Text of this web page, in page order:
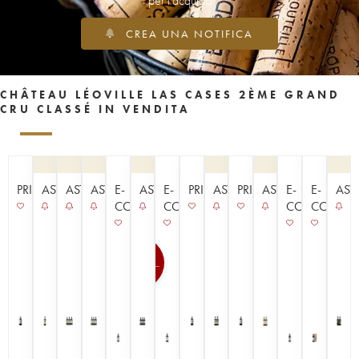
CREA UNA NOTIFICA
CHÂTEAU LÉOVILLE LAS CASES 2ÈME GRAND
CRU CLASSÉ IN VENDITA
PRIMEURS
ASTAASTAASTAE-
COMMERCE
ASTAE-
COMMERCE
PRIMEURS
ASTAPRIMEURS
ASTAE-
COMMERCE
E-